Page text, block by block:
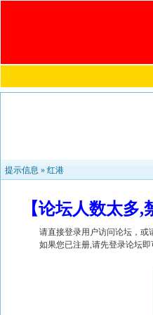
提示信息 » 红港
【论坛人数太
请直接登录用户访问论坛，或
如果您已注册,请先登录论坛